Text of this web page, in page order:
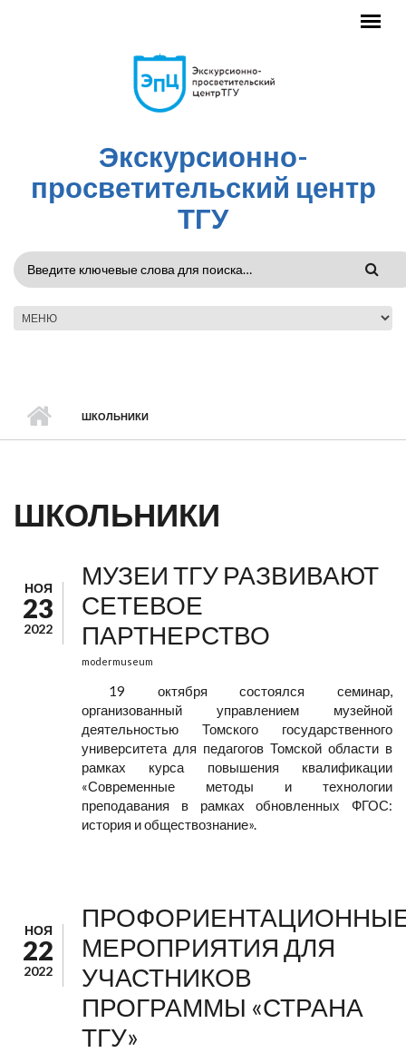
Экскурсионно-
просветительский центр
ТГУ
ФОРМА
ПОИСКА
ШКОЛЬНИКИ
ШКОЛЬНИКИ
НОЯ
23
2022
МУЗЕИ ТГУ РАЗВИВАЮТ
СЕТЕВОЕ
ПАРТНЕРСТВО
modermuseum
19 октября состоялся семинар,
организованный управлением музейной
деятельностью Томского государственного
университета для педагогов Томской области в
рамках курса повышения квалификации
«Современные методы и технологии
преподавания в рамках обновленных ФГОС:
история и обществознание».
НОЯ
22
2022
МЕРОПРИЯТИЯ ДЛЯ
УЧАСТНИКОВ
ПРОГРАММЫ «СТРАНА
ТГУ»